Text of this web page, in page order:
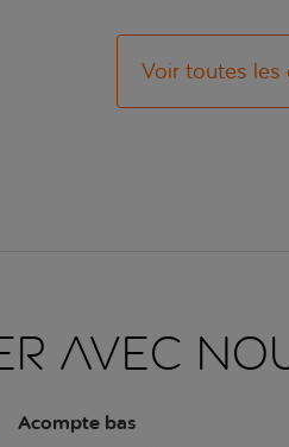
Voir toutes les
avec
Acompte bas